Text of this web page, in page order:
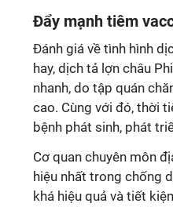
Đẩy mạnh tiêm
Đánh giá về tình hình
hay, dịch tả lợn châu
nhanh, do tập quán
cao. Cùng với đó, thời
bệnh phát sinh, phát
Cơ quan chuyên môn
hiệu nhất trong chống
khá hiệu quả và tiết